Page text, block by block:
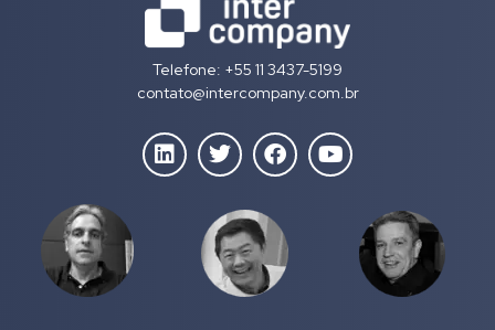
Telefone: +55 11 3437-5199
contato@intercompany.com.br